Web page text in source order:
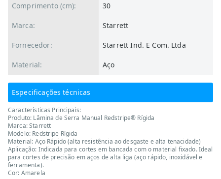
Comprimento (cm): 30
Marca: Starrett
Fornecedor: Starrett Ind. E Com. Ltda
Material: Aço
Especificações técnicas
Características Principais:
Produto: Lâmina de Serra Manual Redstripe® Rígida
Marca: Starrett
Modelo: Redstripe Rígida
Material: Aço Rápido (alta resistência ao desgaste e alta tenacidade)
Aplicação: Indicada para cortes em bancada com o material fixado. Ideal
para cortes de precisão em aços de alta liga (aço rápido, inoxidável e
ferramenta).
Cor: Amarela